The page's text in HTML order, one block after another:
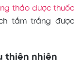
thảo dược thuốc
tắm trắng được
thiên nhiên